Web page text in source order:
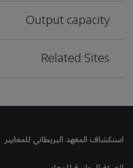
Output capacity
Related Sites
استكشاف المعهد البريطاني للمعايير